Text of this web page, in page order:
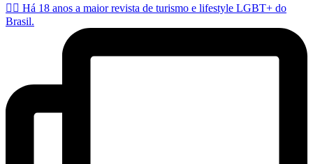
🏳️‍🌈 Há 18 anos a maior revista de turismo e lifestyle LGBT+ do
Brasil.